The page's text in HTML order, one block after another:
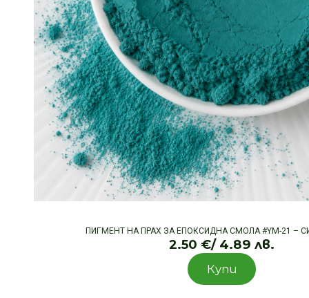
ПИГМЕНТ НА ПРАХ ЗА ЕПОКСИДНА СМОЛА #YM-21 –
2.50 €/ 4.89 лв.
Купи